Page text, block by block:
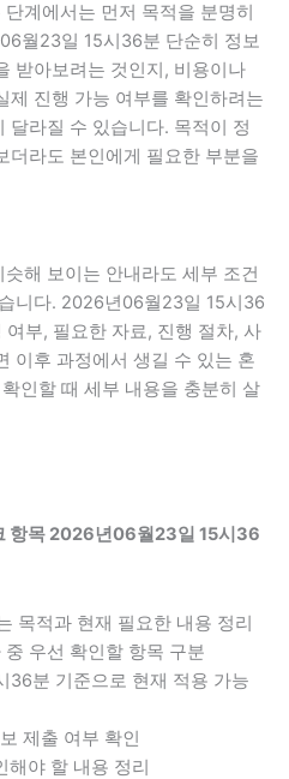
계에서는 먼저 목적을 분명히
월23일 15시36분 단순히 정보
받아보려는 것인지, 비용이나
제 진행 가능 여부를 확인하려는
달라질 수 있습니다. 목적이 정
더라도 본인에게 필요한 부분을
해 보이는 안내라도 세부 조건
니다. 2026년06월23일 15시36
부, 필요한 자료, 진행 절차, 사
이후 과정에서 생길 수 있는 혼
인할 때 세부 내용을 충분히 살
항목 2026년06월23일 15시36
목적과 현재 필요한 내용 정리
우선 확인할 항목 구분
36분 기준으로 현재 적용 가능
제출 여부 확인
해야 할 내용 정리